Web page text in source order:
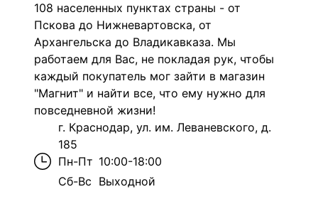
108 населенных пунктах страны - от
Пскова до Нижневартовска, от
Архангельска до Владикавказа. Мы
работаем для Вас, не покладая рук, чтобы
каждый покупатель мог зайти в магазин
"Магнит" и найти все, что ему нужно для
повседневной жизни!
г. Краснодар, ул. им. Леваневского, д.
185
Пн-Пт 10:00-18:00
Сб-Вс Выходной